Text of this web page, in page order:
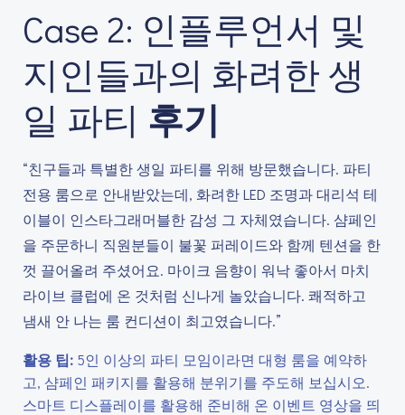
Case 2: 인플루언서 및
지인들과의 화려한 생
일 파티 후기
“친구들과 특별한 생일 파티를 위해 방문했습니다. 파티
전용 룸으로 안내받았는데, 화려한 LED 조명과 대리석 테
이블이 인스타그래머블한 감성 그 자체였습니다. 샴페인
을 주문하니 직원분들이 불꽃 퍼레이드와 함께 텐션을 한
껏 끌어올려 주셨어요. 마이크 음향이 워낙 좋아서 마치
라이브 클럽에 온 것처럼 신나게 놀았습니다. 쾌적하고
냄새 안 나는 룸 컨디션이 최고였습니다.”
활용 팁: 5인 이상의 파티 모임이라면 대형 룸을 예약하
고, 샴페인 패키지를 활용해 분위기를 주도해 보십시오.
스마트 디스플레이를 활용해 준비해 온 이벤트 영상을 띄